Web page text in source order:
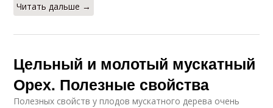
Читать дальше →
Цельный и молотый мускатный
Орех. Полезные свойства
Полезных свойств у плодов мускатного дерева очень